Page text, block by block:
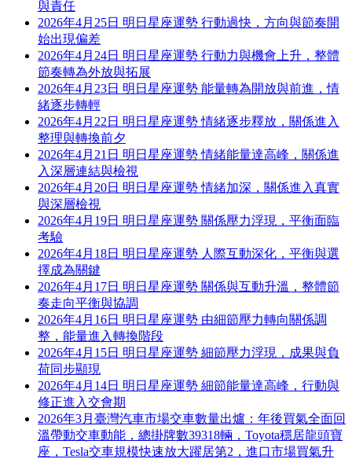
與責任
2026年4月25日 明日星座運勢 行動過快，方向與節奏開
始出現偏差
2026年4月24日 明日星座運勢 行動力與機會上升，整體
節奏轉為外放與拓展
2026年4月23日 明日星座運勢 能量轉為開放與前進，情
緒逐步轉輕
2026年4月22日 明日星座運勢 情緒逐步釋放，關係進入
整理與轉換前夕
2026年4月21日 明日星座運勢 情緒能量達高峰，關係進
入深層連結與檢視
2026年4月20日 明日星座運勢 情緒加深，關係進入真實
與深層檢視
2026年4月19日 明日星座運勢 關係壓力浮現，平衡面臨
考驗
2026年4月18日 明日星座運勢 人際互動深化，平衡與選
擇成為關鍵
2026年4月17日 明日星座運勢 關係與互動升溫，整體節
奏走向平衡與協調
2026年4月16日 明日星座運勢 由細節壓力轉向關係調
整，能量進入轉換階段
2026年4月15日 明日星座運勢 細節壓力浮現，成果與負
荷同步顯現
2026年4月14日 明日星座運勢 細節能量達高峰，行動與
修正進入交會期
2026年3月臺灣汽車市場交車數量出爐：年後買氣全面回
溫帶動交車動能，總掛牌數39318輛，Toyota穩居龍頭寶
座，Tesla交車規模快速放大躍居第2，進口市場買氣升